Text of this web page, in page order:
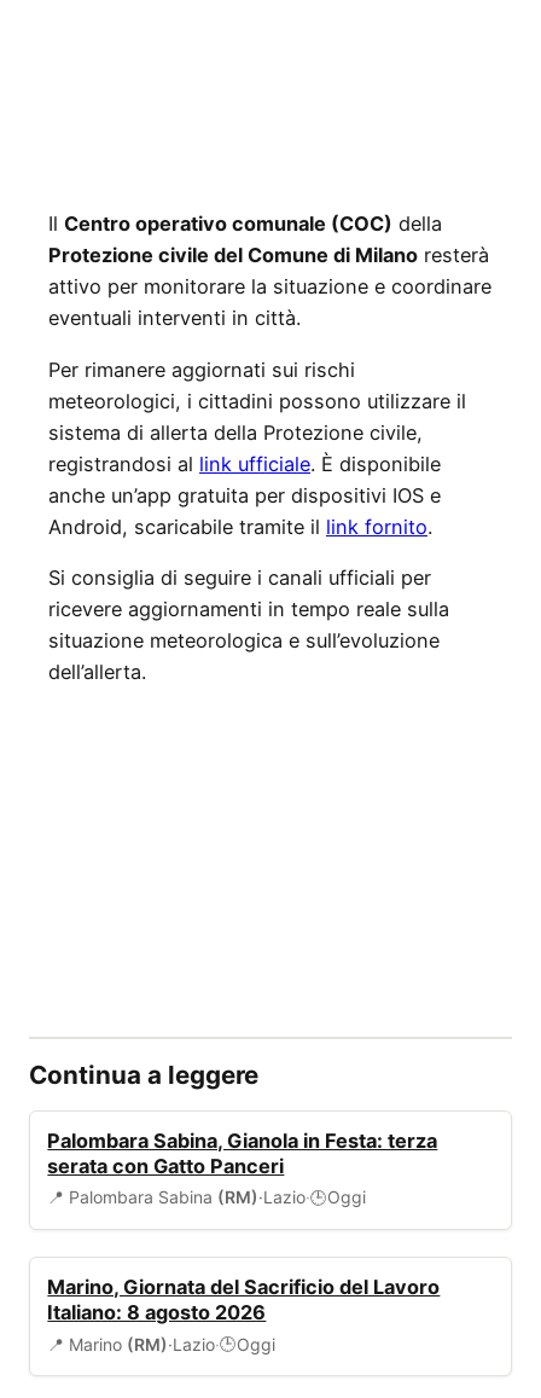
Il Centro operativo comunale (COC) della
Protezione civile del Comune di Milano resterà
attivo per monitorare la situazione e coordinare
eventuali interventi in città.
Per rimanere aggiornati sui rischi
meteorologici, i cittadini possono utilizzare il
sistema di allerta della Protezione civile,
registrandosi al link ufficiale. È disponibile
anche un’app gratuita per dispositivi IOS e
Android, scaricabile tramite il link fornito.
Si consiglia di seguire i canali ufficiali per
ricevere aggiornamenti in tempo reale sulla
situazione meteorologica e sull’evoluzione
dell’allerta.
Continua a leggere
Palombara Sabina, Gianola in Festa: terza
serata con Gatto Panceri
📍 Palombara Sabina (RM)·Lazio·🕒Oggi
Marino, Giornata del Sacrificio del Lavoro
Italiano: 8 agosto 2026
📍 Marino (RM)·Lazio·🕒Oggi